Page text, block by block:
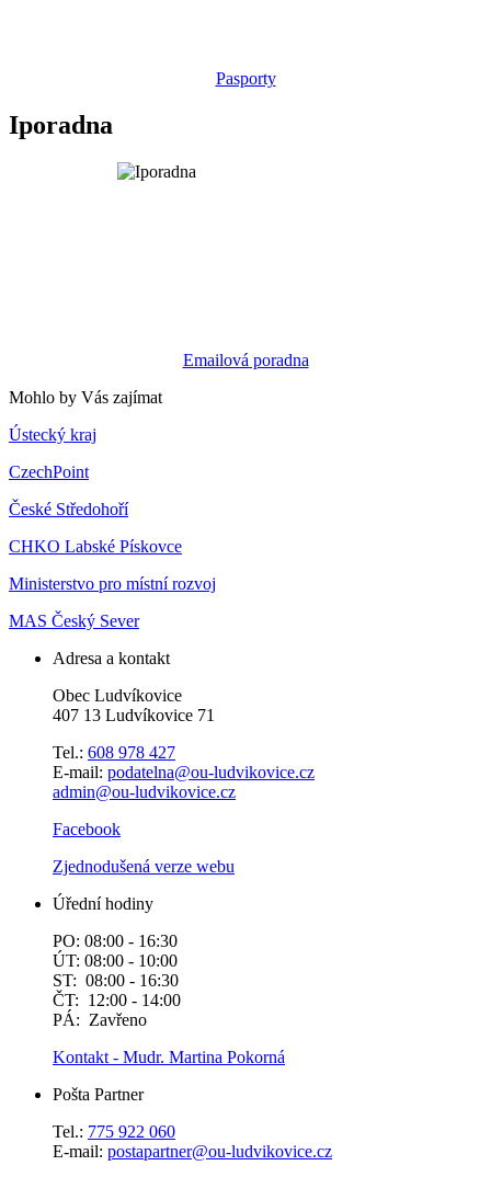
Pasporty
Iporadna
Emailová poradna
Mohlo by Vás zajímat
Ústecký kraj
CzechPoint
České Středohoří
CHKO Labské Pískovce
Ministerstvo pro místní rozvoj
MAS Český Sever
Adresa a kontakt
Obec Ludvíkovice
407 13 Ludvíkovice 71
Tel.: 608 978 427
E-mail: podatelna@ou-ludvikovice.cz
admin@ou-ludvikovice.cz
Facebook
Zjednodušená verze webu
Úřední hodiny
PO: 08:00 - 16:30
ÚT: 08:00 - 10:00
ST: 08:00 - 16:30
ČT: 12:00 - 14:00
PÁ: Zavřeno
Kontakt - Mudr. Martina Pokorná
Pošta Partner
Tel.: 775 922 060
E-mail: postapartner@ou-ludvikovice.cz